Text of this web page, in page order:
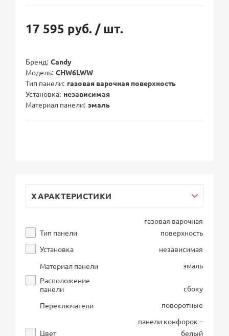
17 595 руб. / шт.
Бренд Candy
Модель CHW6LWW
Тип панели газовая варочная поверхность
Установка независимая
Материал панели эмаль
ХАРАКТЕРИСТИКИ
Тип панели
газовая варочная
поверхность
Установка
независимая
Материал панели
эмаль
Расположение
панели
сбоку
Переключатели
поворотные
Цвет
панели конфорок –
белый